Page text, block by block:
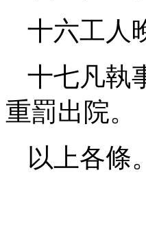
十六工人
十七凡執
重罰出院。
以上各條